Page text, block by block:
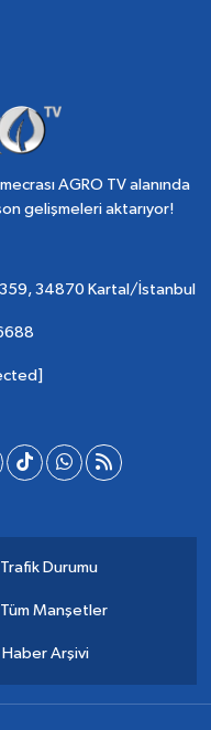
AGRO TV alanında
gelişmeleri aktarıyor!
34870 Kartal/İstanbul
Trafik Durumu
Tüm Manşetler
Haber Arşivi